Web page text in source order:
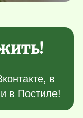
, в
в Постиле!